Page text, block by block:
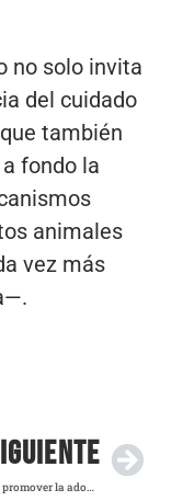
no solo invita
del cuidado
también
fondo la
animales
vez más
Sedema llama a promover la adopción y cuidado responsable en el Día Internacional del Gato